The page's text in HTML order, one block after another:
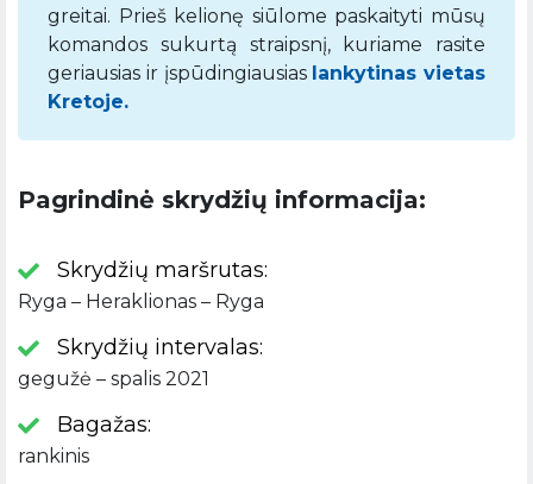
greitai. Prieš kelionę siūlome paskaityti mūsų
komandos sukurtą straipsnį, kuriame rasite
geriausias ir įspūdingiausias lankytinas vietas
Kretoje.
Pagrindinė skrydžių informacija:
Skrydžių maršrutas:
Ryga – Heraklionas – Ryga
Skrydžių intervalas:
gegužė – spalis 2021
Bagažas:
rankinis